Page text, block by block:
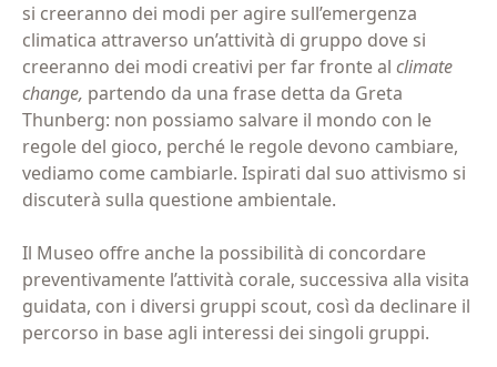
si creeranno dei modi per agire sull’emergenza
climatica attraverso un’attività di gruppo dove si
creeranno dei modi creativi per far fronte al climate
change, partendo da una frase detta da Greta
Thunberg: non possiamo salvare il mondo con le
regole del gioco, perché le regole devono cambiare,
vediamo come cambiarle. Ispirati dal suo attivismo si
discuterà sulla questione ambientale.
Il Museo offre anche la possibilità di concordare
preventivamente l’attività corale, successiva alla visita
guidata, con i diversi gruppi scout, così da declinare il
percorso in base agli interessi dei singoli gruppi.
Email (Obbligatorio)
Privacy
(Obbligatorio)
Acconsento al trattamento dei dati personali
(Obbligatorio)
Materiale
(Obbligatorio)
Acconsento all'invio di materiale informativo